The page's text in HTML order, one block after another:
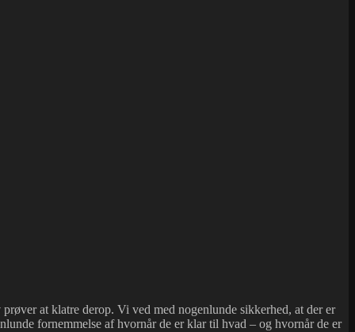
at klatre derop. Vi ved med nogenlunde sikkerhed, at der er
fornemmelse af hvornår de er klar til hvad – og hvornår de er